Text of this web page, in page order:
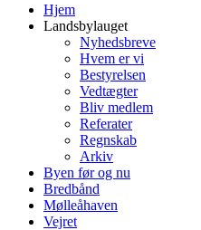
Hjem
Landsbylauget
Nyhedsbreve
Hvem er vi
Bestyrelsen
Vedtægter
Bliv medlem
Referater
Regnskab
Arkiv
Byen før og nu
Bredbånd
Mølleåhaven
Vejret